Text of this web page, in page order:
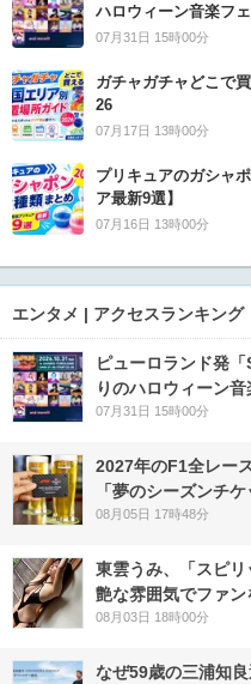
ハロウィーン音楽フ
07月31日 15時00分
ガチャガチャどこで
26
07月17日 13時00分
プリキュアのガシャ
ア最新9選】
07月16日 13時00分
エンタメ | アクセスランキング
ピューロランド発
りのハロウィーン
07月31日 15時00分
2027年のF1全レー
「夢のシーズンチ
08月05日 17時48分
東雲うみ、「スピ
艶な雰囲気でファン
08月03日 18時00分
なぜ59歳の三浦知